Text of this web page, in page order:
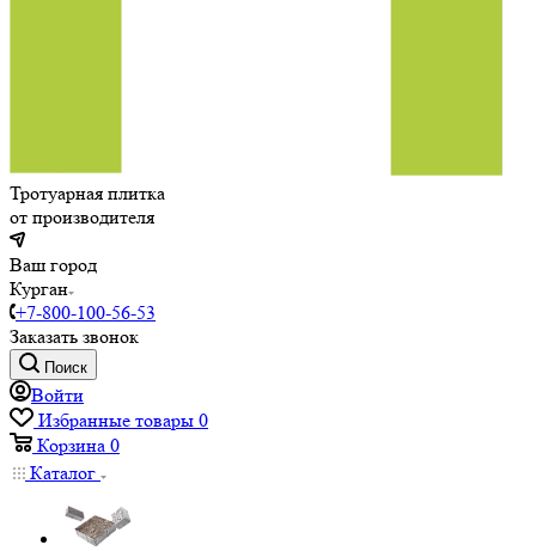
Тротуарная плитка
от производителя
Ваш город
Курган
+7-800-100-56-53
Заказать звонок
Поиск
Войти
Избранные товары 0
Корзина 0
Каталог